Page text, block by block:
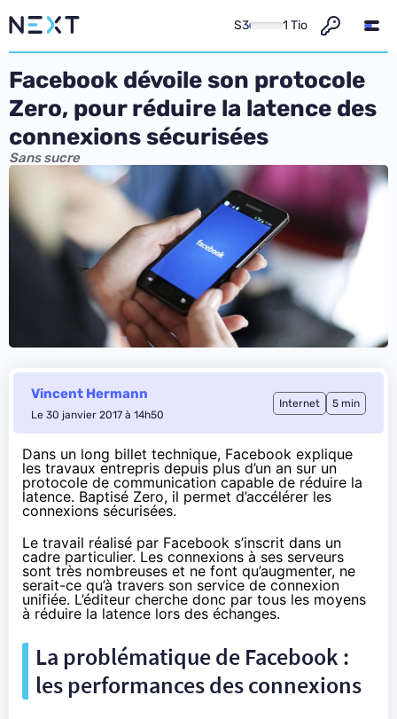
S3 1 Tio
Facebook dévoile son protocole
Zero, pour réduire la latence des
connexions sécurisées
Sans sucre
Vincent Hermann
Le 30 janvier 2017 à 14h50
Internet 5 min
Dans un long billet technique, Facebook explique
les travaux entrepris depuis plus d’un an sur un
protocole de communication capable de réduire la
latence. Baptisé Zero, il permet d’accélérer les
connexions sécurisées.
Le travail réalisé par Facebook s’inscrit dans un
cadre particulier. Les connexions à ses serveurs
sont très nombreuses et ne font qu’augmenter, ne
serait-ce qu’à travers son service de connexion
unifiée. L’éditeur cherche donc par tous les moyens
à réduire la latence lors des échanges.
La problématique de Facebook :
les performances des connexions